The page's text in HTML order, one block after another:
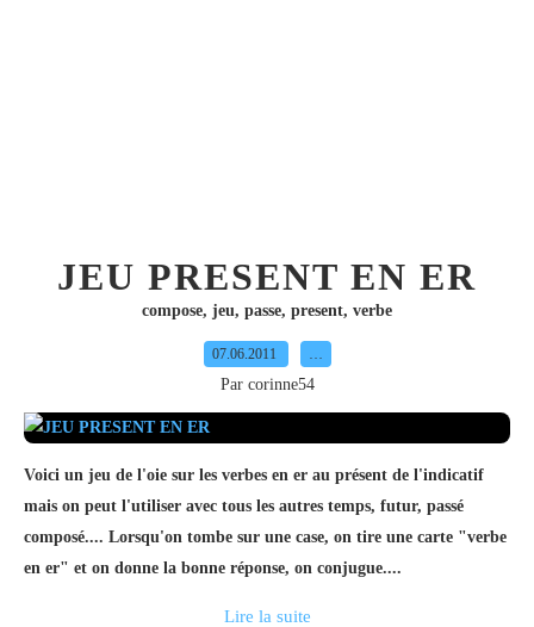
JEU PRESENT EN ER
compose, jeu, passe, present, verbe
07.06.2011 …
Par corinne54
Voici un jeu de l'oie sur les verbes en er au présent de l'indicatif
mais on peut l'utiliser avec tous les autres temps, futur, passé
composé.... Lorsqu'on tombe sur une case, on tire une carte "verbe
en er" et on donne la bonne réponse, on conjugue....
Lire la suite